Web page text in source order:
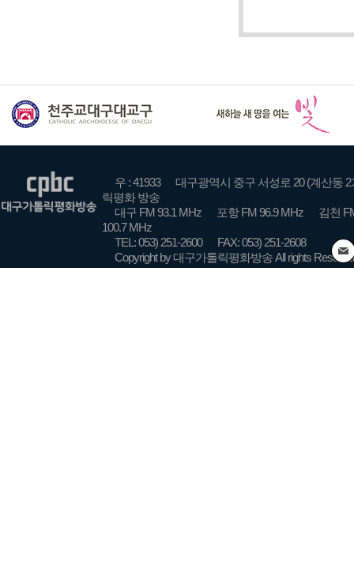
우 : 41933
대구광역시 중구 서성로 20 (계산동 2
릭평화 방송
대구 FM 93.1 MHz
포항 FM 96.9 MHz
김천
100.7 MHz
TEL: 053) 251-2600
FAX: 053) 251-2608
Copyright by 대구가톨릭평화방송 All rights